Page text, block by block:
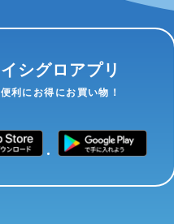
イシグロアプリ
便利にお得にお買い物！